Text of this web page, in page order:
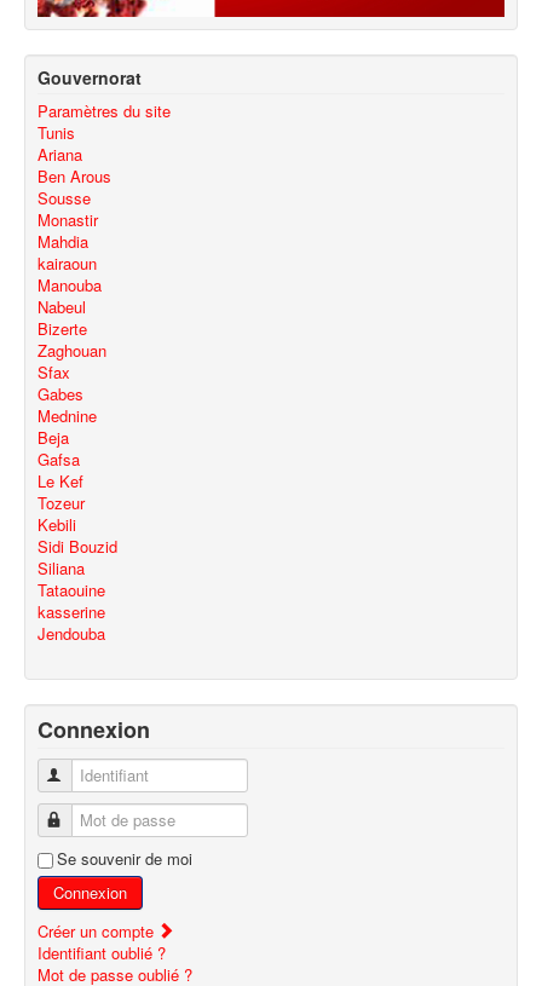
Gouvernorat
Paramètres du site
Tunis
Ariana
Ben Arous
Sousse
Monastir
Mahdia
kairaoun
Manouba
Nabeul
Bizerte
Zaghouan
Sfax
Gabes
Mednine
Beja
Gafsa
Le Kef
Tozeur
Kebili
Sidi Bouzid
Siliana
Tataouine
kasserine
Jendouba
Connexion
Identifiant
Mot de passe
Se souvenir de moi
Connexion
Créer un compte
Identifiant oublié ?
Mot de passe oublié ?